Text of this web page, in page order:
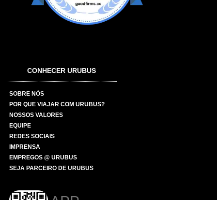
CONHECER URUBUS
SOBRE NÓS
POR QUE VIAJAR COM URUBUS?
NOSSOS VALORES
EQUIPE
REDES SOCIAIS
IMPRENSA
EMPREGOS @ URUBUS
SEJA PARCEIRO DE URUBUS